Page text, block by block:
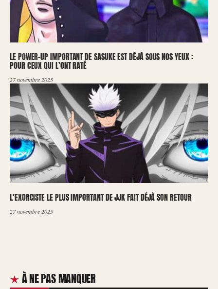
LE POWER-UP IMPORTANT DE SASUKE EST DÉJÀ SOUS NOS YEUX :
POUR CEUX QUI L’ONT RATÉ
27 novembre 2025
L’EXORCISTE LE PLUS IMPORTANT DE JJK FAIT DÉJÀ SON RETOUR
27 novembre 2025
À NE PAS MANQUER